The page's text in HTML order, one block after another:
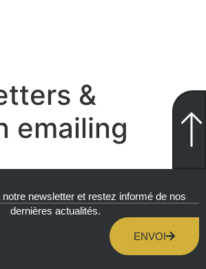
&
emailing
newsletter et restez informé de nos
dernières actualités.
ENVOI